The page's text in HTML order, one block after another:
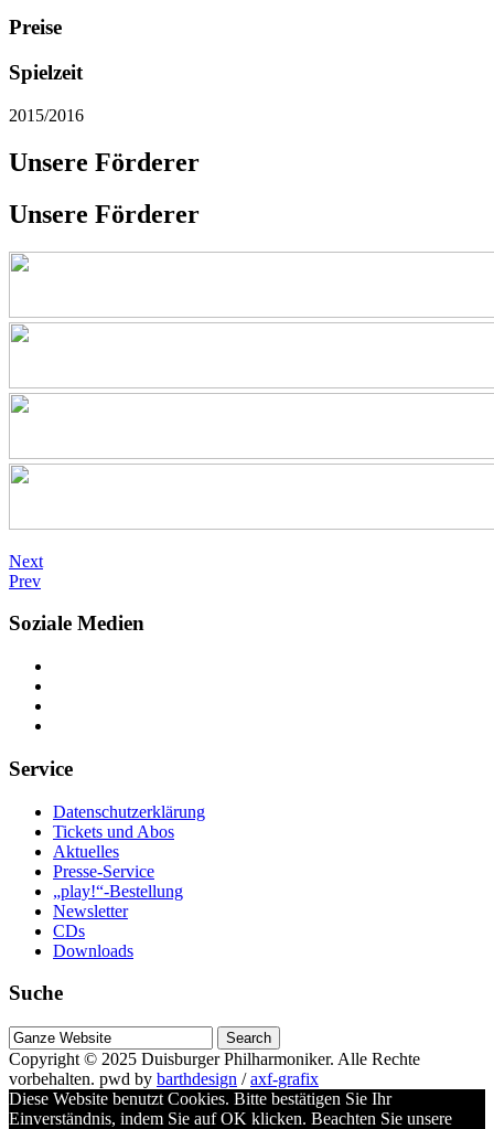
Preise
Spielzeit
2015/2016
Unsere Förderer
Unsere Förderer
Next
Prev
Soziale Medien
Service
Datenschutzerklärung
Tickets und Abos
Aktuelles
Presse-Service
„play!“-Bestellung
Newsletter
CDs
Downloads
Suche
Suche
nach
Copyright © 2025 Duisburger Philharmoniker. Alle Rechte
vorbehalten. pwd by barthdesign /axf-grafix
Diese Website benutzt Cookies. Bitte bestätigen Sie Ihr
Einverständnis, indem Sie auf OK klicken. Beachten Sie unsere